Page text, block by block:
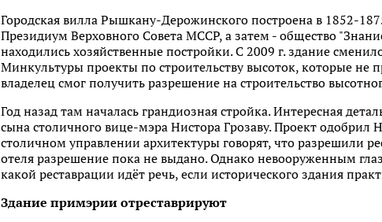
Городская вилла Рышкану-Дерожинского построена в 1852-
Президиум Верховного Совета МССР, а затем - общество
находились хозяйственные постройки. С 2009 г. здание
Минкультуры проекты по строительству высоток, которые
владелец смог получить разрешение на строительство
Год назад там началась грандиозная стройка. Интересная
сына столичного вице-мэра Нистора Грозаву. Проект
столичном управлении архитектуры говорят, что разрешили
отеля разрешение пока не выдано. Однако невооруженным
какой реставрации идёт речь, если исторического здания
Здание примэрии отреставрируют